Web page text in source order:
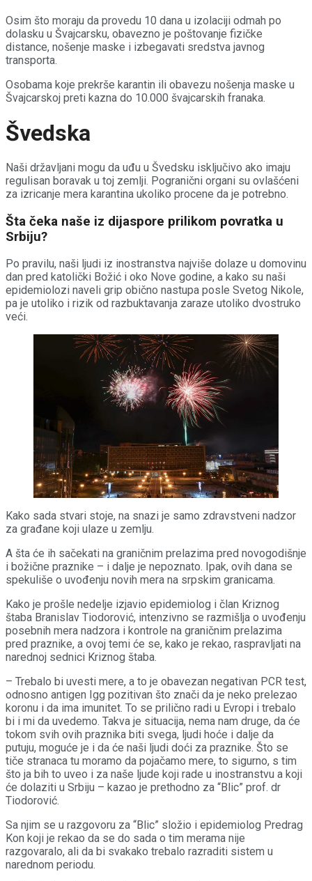
Osim što moraju da provedu 10 dana u izolaciji odmah po
dolasku u Švajcarsku, obavezno je poštovanje fizičke
distance, nošenje maske i izbegavati sredstva javnog
transporta.
Osobama koje prekrše karantin ili obavezu nošenja maske u
Švajcarskoj preti kazna do 10.000 švajcarskih franaka.
Švedska
Naši državljani mogu da uđu u Švedsku isključivo ako imaju
regulisan boravak u toj zemlji. Pogranični organi su ovlašćeni
za izricanje mera karantina ukoliko procene da je potrebno.
Šta čeka naše iz dijaspore prilikom povratka u
Srbiju?
Po pravilu, naši ljudi iz inostranstva najviše dolaze u domovinu
dan pred katolički Božić i oko Nove godine, a kako su naši
epidemiolozi naveli grip obično nastupa posle Svetog Nikole,
pa je utoliko i rizik od razbuktavanja zaraze utoliko dvostruko
veći.
Kako sada stvari stoje, na snazi je samo zdravstveni nadzor
za građane koji ulaze u zemlju.
A šta će ih sačekati na graničnim prelazima pred novogodišnje
i božične praznike – i dalje je nepoznato. Ipak, ovih dana se
spekuliše o uvođenju novih mera na srpskim granicama.
Kako je prošle nedelje izjavio epidemiolog i član Kriznog
štaba Branislav Tiodorović, intenzivno se razmišlja o uvođenju
posebnih mera nadzora i kontrole na graničnim prelazima
pred praznike, a ovoj temi će se, kako je rekao, raspravljati na
narednoj sednici Kriznog štaba.
– Trebalo bi uvesti mere, a to je obavezan negativan PCR test,
odnosno antigen Igg pozitivan što znači da je neko prelezao
koronu i da ima imunitet. To se prilično radi u Evropi i trebalo
bi i mi da uvedemo. Takva je situacija, nema nam druge, da će
tokom svih ovih praznika biti svega, ljudi hoće i dalje da
putuju, moguće je i da će naši ljudi doći za praznike. Što se
tiče stranaca tu moramo da pojačamo mere, to sigurno, s tim
što ja bih to uveo i za naše ljude koji rade u inostranstvu a koji
će dolaziti u Srbiju – kazao je prethodno za “Blic” prof. dr
Tiodorović.
Sa njim se u razgovoru za “Blic” složio i epidemiolog Predrag
Kon koji je rekao da se do sada o tim merama nije
razgovaralo, ali da bi svakako trebalo razraditi sistem u
narednom periodu.